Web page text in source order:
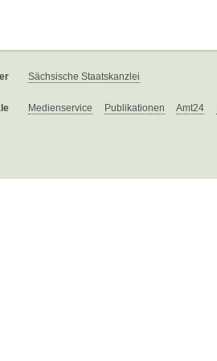
Sächsische Staatskanzlei
Medienservice Publikationen Amt24